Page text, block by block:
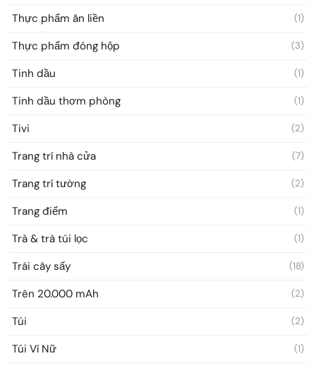
Thực phẩm ăn liền (1)
Thực phẩm đóng hộp (3)
Tinh dầu (1)
Tinh dầu thơm phòng (1)
Tivi (2)
Trang trí nhà cửa (7)
Trang trí tường (2)
Trang điểm (1)
Trà & trà túi lọc (1)
Trái cây sấy (18)
Trên 20.000 mAh (2)
Túi (2)
Túi Ví Nữ (1)